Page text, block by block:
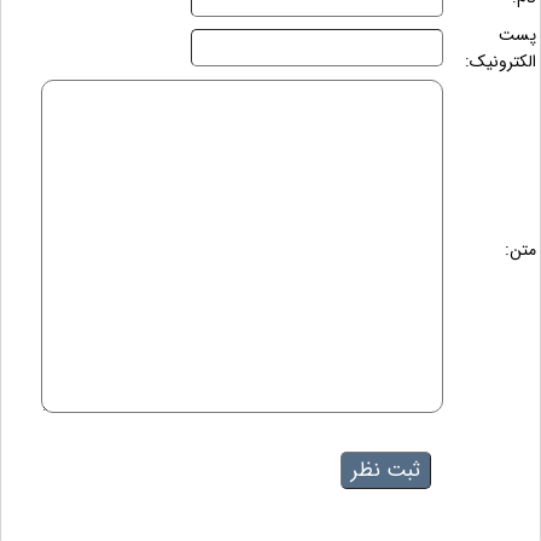
پست
الکترونیک:
متن: